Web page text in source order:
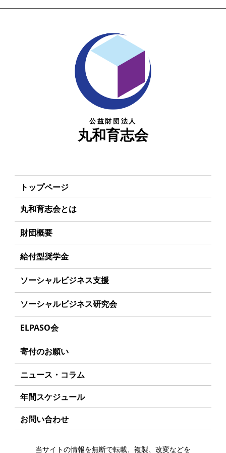
公益財団法人
丸和育志会
トップページ
丸和育志会とは
理事長あいさつ
丸和育志会の目指す未来
学生のみなさんへ
起業を考えているみなさんへ
応援したいみなさんへ
財団概要
理念
組織
年間スケジュール
定款
個人情報保護方針
アクセス
給付型奨学金
事業方針
給付型奨学金とは
ソーシャルビジネス支援
事業方針
ソーシャルビジネスとは
丸和育志会の考える
受賞者一覧
ソーシャルビジネス研究会
研究会のねらい
研究会一覧
ELPASO会
ELPASO会とは
会員限定ページ
寄付のお願い
お手続き
寄付支援者
ニュース・コラム
年間スケジュール
お問い合わせ
当サイトの情報を無断で転載、複製、改変などを